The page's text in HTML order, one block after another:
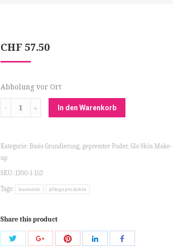
CHF 57.50
Abholung vor Ort
Menge
In den Warenkorb
Kategorie: Basis Grundierung, gepresster Puder, Glo Skin Make-
up
SKU: 1200-1-152
Tags: kosmetik pflegeprodukte
Share this product
Share
Share
Share
Share Share